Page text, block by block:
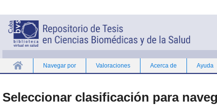
Navegar por Valoraciones Acerca de Ayuda
Seleccionar clasificación para